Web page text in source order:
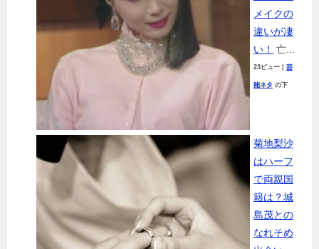
メイクの
違いが凄
い！
亡...
23ビュー 芸
能ネタ の下
菊地梨沙
はハーフ
で両親国
籍は？城
島茂との
なれそめ